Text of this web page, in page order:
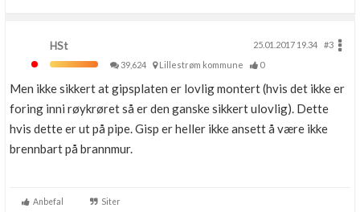
HSt 25.01.2017 19.34
#3
39,624
Lillestrøm kommune 0
Men ikke sikkert at gipsplaten er lovlig montert (hvis det ikke er
foring inni røykrøret så er den ganske sikkert ulovlig). Dette
hvis dette er ut på pipe. Gisp er heller ikke ansett å være ikke
brennbart på brannmur.
Anbefal Siter